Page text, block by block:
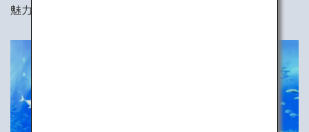
魅力あふれる水族館が各地にあります。